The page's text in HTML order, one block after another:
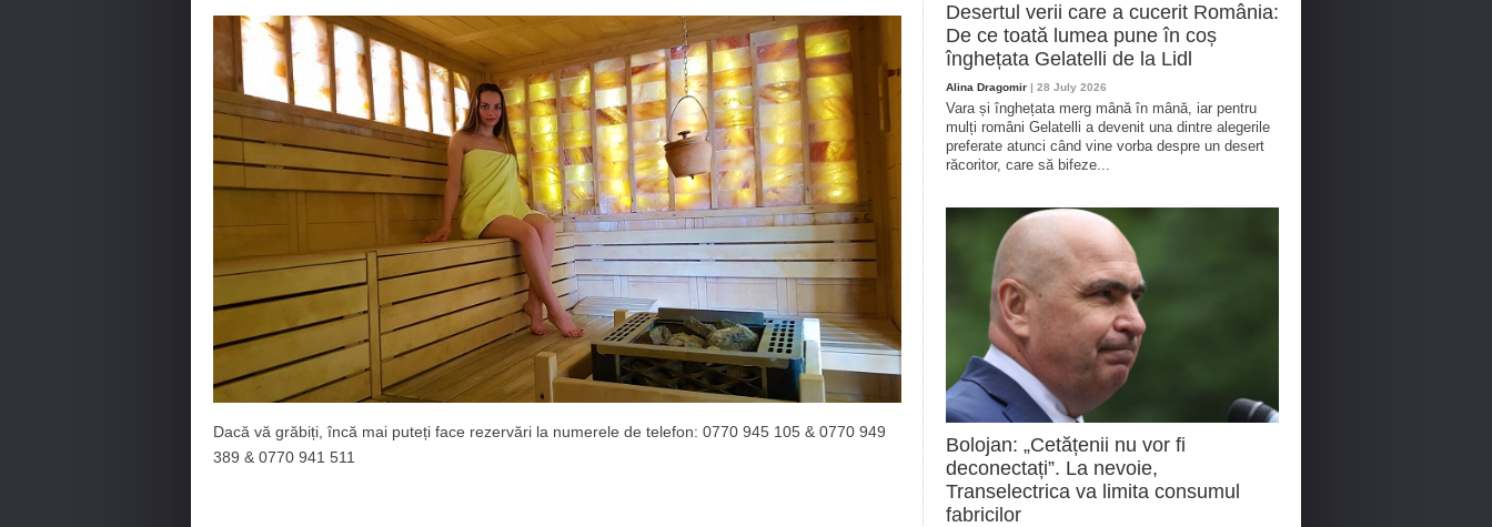
Dacă vă grăbiți, încă mai puteți face rezervări la numerele de telefon: 0770 945 105 & 0770 949
389 & 0770 941 511
Desertul verii care a cucerit România:
De ce toată lumea pune în coș
înghețata Gelatelli de la Lidl
Alina Dragomir | 28 July 2026
Vara și înghețata merg mână în mână, iar pentru
mulți români Gelatelli a devenit una dintre alegerile
preferate atunci când vine vorba despre un desert
răcoritor, care să bifeze...
Bolojan: „Cetățenii nu vor fi
deconectați”. La nevoie,
Transelectrica va limita consumul
fabricilor